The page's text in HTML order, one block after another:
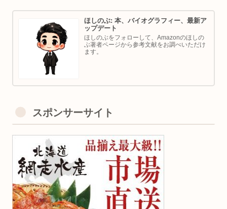
ほしのぶ: 本、バイオグラフィー、最新ア
ップデート
ほしのぶをフォローして、Amazonのほしの
ぶ著者ページから参考文献をお調べいただけ
ます。
スポンサーサイト